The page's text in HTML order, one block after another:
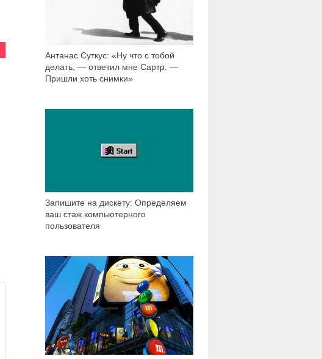
Антанас Суткус: «Ну что с тобой
делать, — ответил мне Сартр. —
Пришли хоть снимки»
Запишите на дискету: Определяем
ваш стаж компьютерного
пользователя
8 224